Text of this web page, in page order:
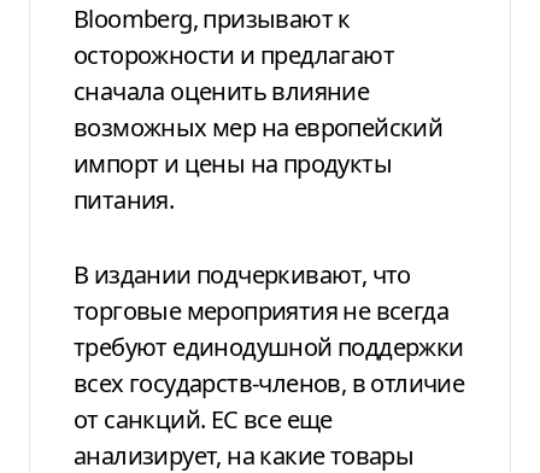
Bloomberg, призывают к
осторожности и предлагают
сначала оценить влияние
возможных мер на европейский
импорт и цены на продукты
питания.
В издании подчеркивают, что
торговые мероприятия не всегда
требуют единодушной поддержки
всех государств-членов, в отличие
от санкций. ЕС все еще
анализирует, на какие товары